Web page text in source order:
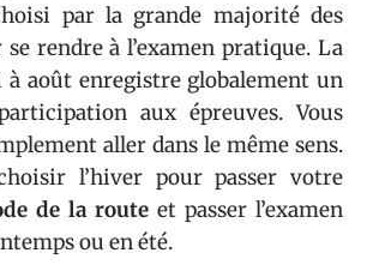
par la grande majorité des
rendre à l’examen pratique. La
à août enregistre globalement un
aux épreuves. Vous
aller dans le même sens.
l’hiver pour passer votre
de la routeet passer l’examen
ou en été.